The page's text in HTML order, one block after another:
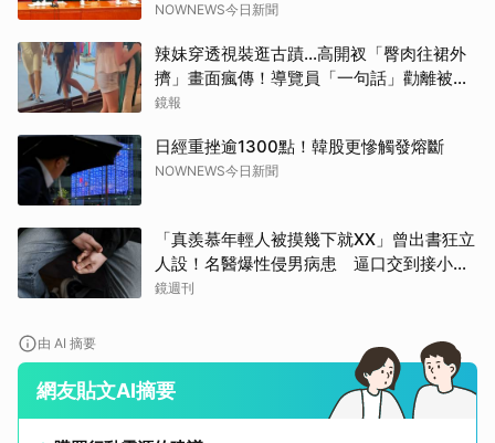
NOWNEWS今日新聞
辣妹穿透視裝逛古蹟…高開衩「臀肉往裙外
擠」畫面瘋傳！導覽員「一句話」勸離被狂
讚
鏡報
日經重挫逾1300點！韓股更慘觸發熔斷
NOWNEWS今日新聞
「真羨慕年輕人被摸幾下就XX」曾出書狂立
人設！名醫爆性侵男病患 逼口交到接小孩
鬧鐘響才停
鏡週刊
由 AI 摘要
網友貼文AI摘要